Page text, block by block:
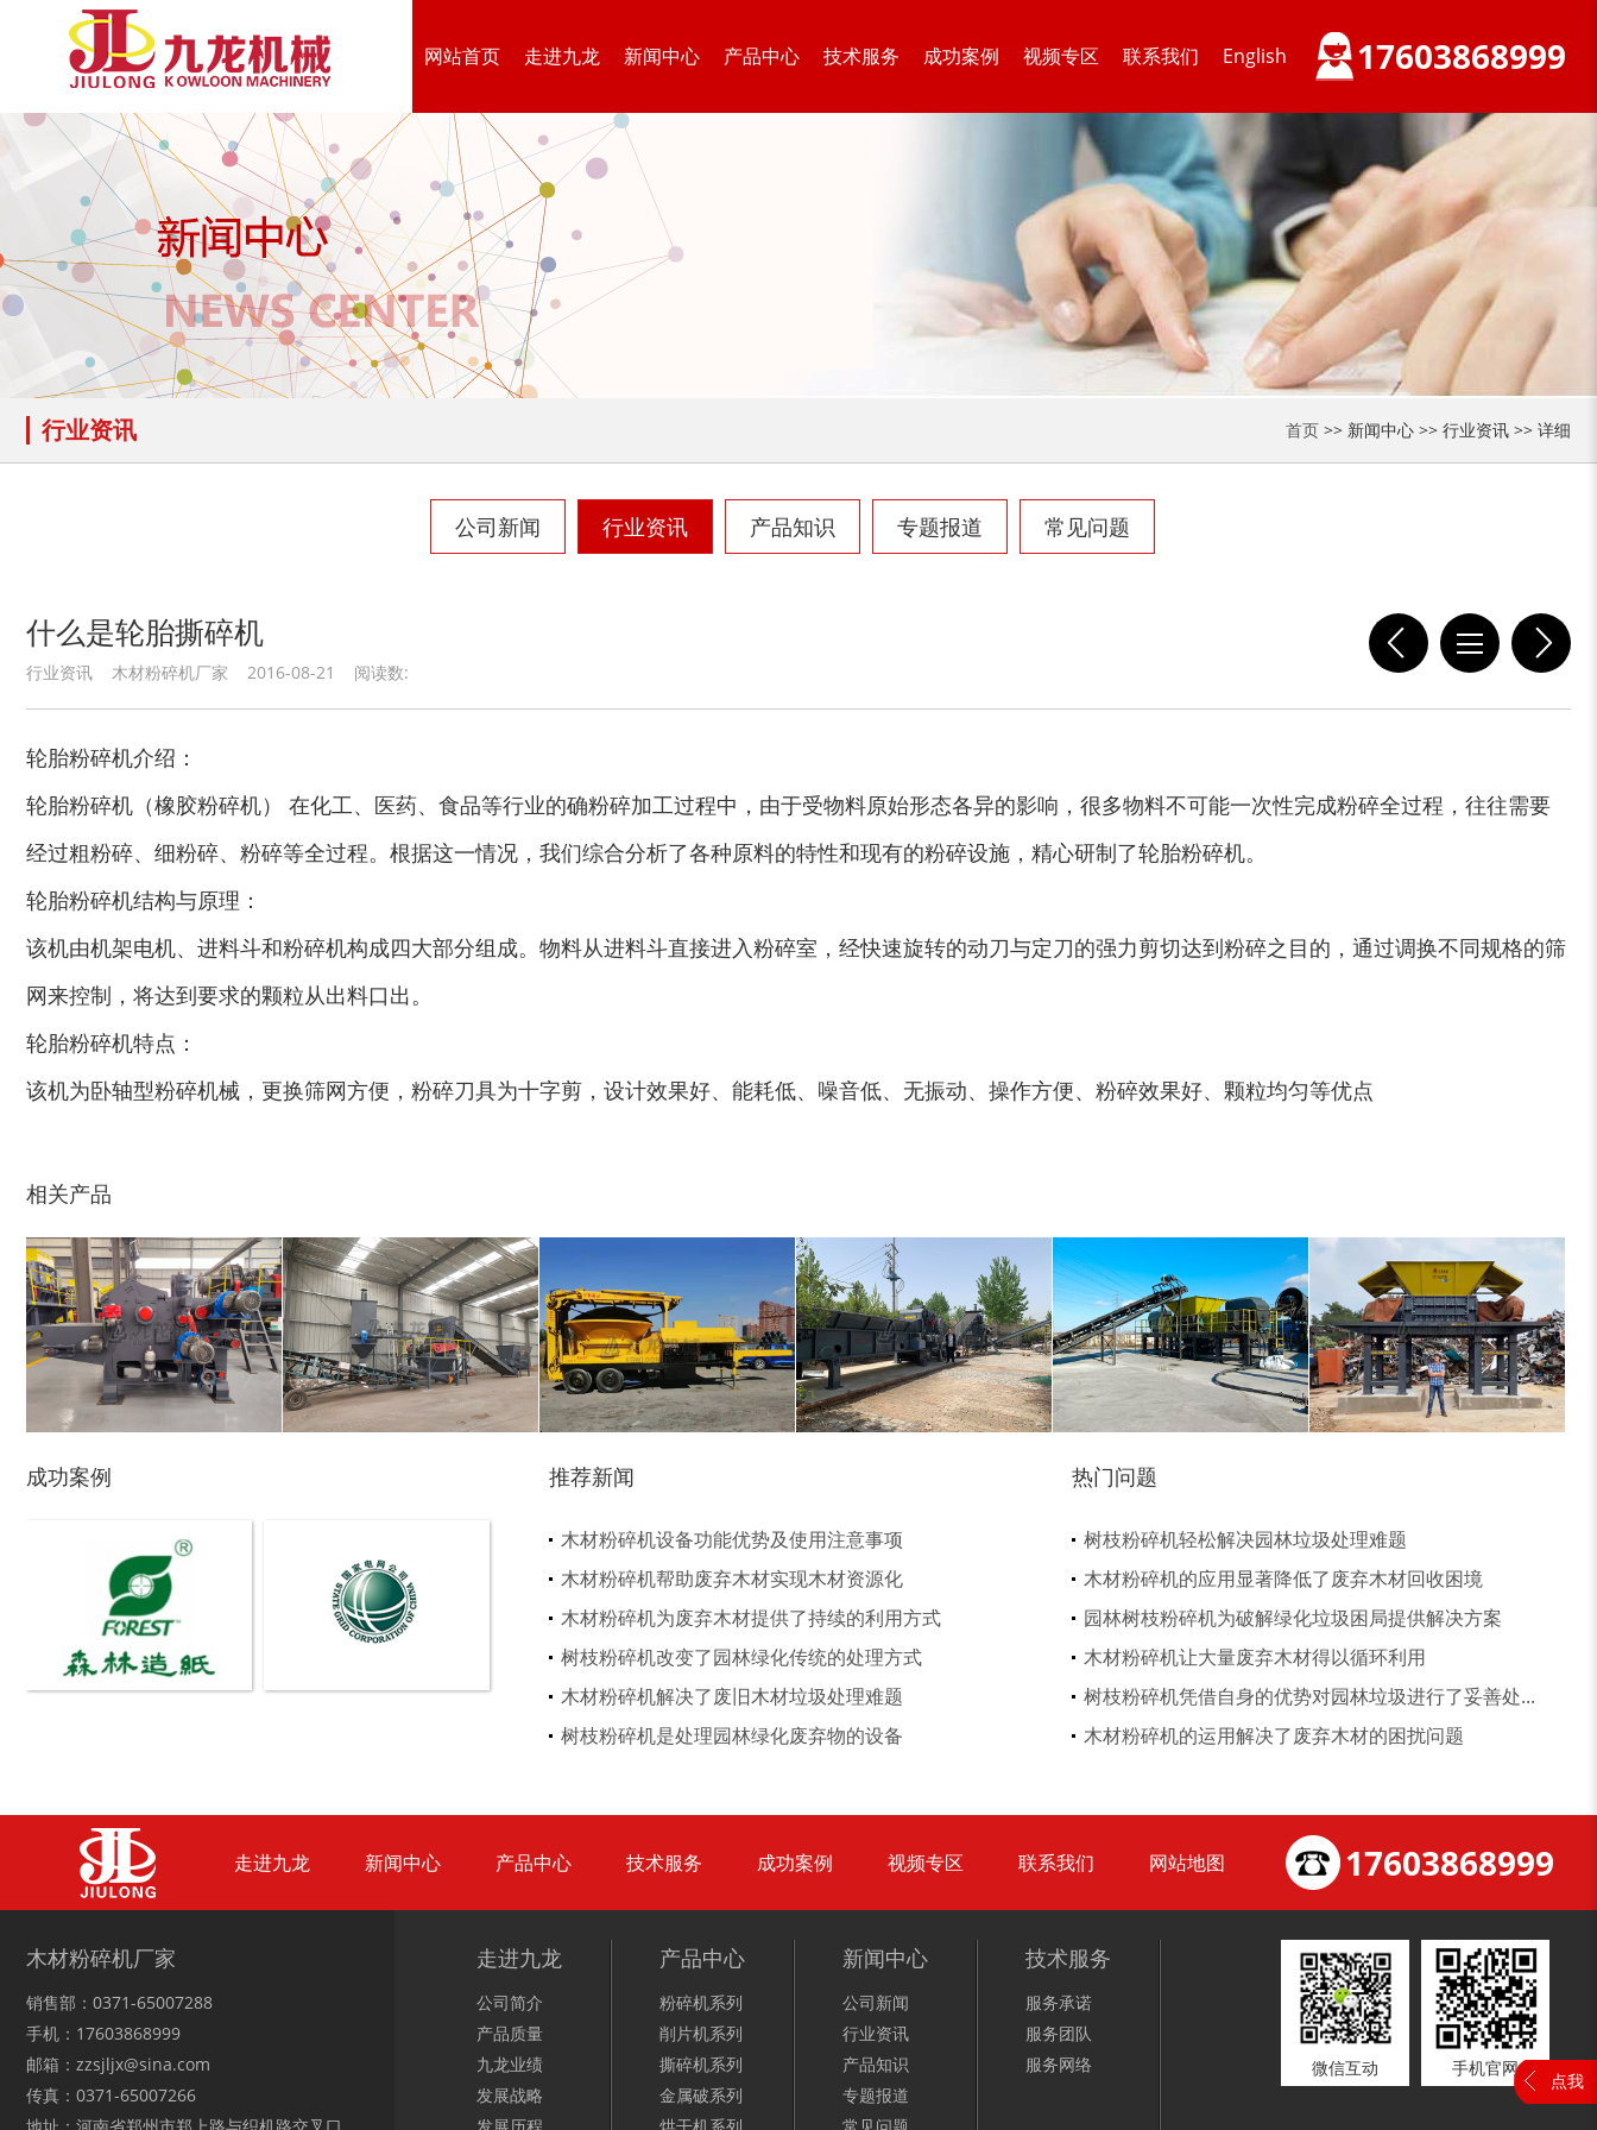
网站首页 走进九龙 新闻中心 产品中心 技术服务 成功案例 视频专区 联系我们 English 17603868999
行业资讯 首页 >> 新闻中心 >> 行业资讯 >> 详细
公司新闻 行业资讯 产品知识 专题报道 常见问题
什么是轮胎撕碎机
行业资讯 木材粉碎机厂家 2016-08-21 阅读数:
轮胎粉碎机介绍：
轮胎粉碎机（橡胶粉碎机） 在化工、医药、食品等行业的确粉碎加工过程中，由于受物料原始形态各异的影响，很多物料不可能一次性完成粉碎全过程，往往需要
经过粗粉碎、细粉碎、粉碎等全过程。根据这一情况，我们综合分析了各种原料的特性和现有的粉碎设施，精心研制了轮胎粉碎机。
轮胎粉碎机结构与原理：
该机由机架电机、进料斗和粉碎机构成四大部分组成。物料从进料斗直接进入粉碎室，经快速旋转的动刀与定刀的强力剪切达到粉碎之目的，通过调换不同规格的筛
网来控制，将达到要求的颗粒从出料口出。
轮胎粉碎机特点：
该机为卧轴型粉碎机械，更换筛网方便，粉碎刀具为十字剪，设计效果好、能耗低、噪音低、无振动、操作方便、粉碎效果好、颗粒均匀等优点
相关产品
生物质综合破碎机... 轮胎粉碎机 废钢破碎机 装修垃圾处理设备... 废家电破碎机
陈腐垃圾处理设备... 建筑垃圾处理设备... 小型撕碎机 稻草秸秆撕碎机
废旧汽车破碎机 摩托车破碎机 自行车破碎机 稻草揉丝机
秸秆青贮粉碎机
鼓式削片机 稻草粉碎机 气流烘干机 转筒烘干机 锯末烘干机 秸秆烘干机
盘式削片机 全自动削片机 生物质秸秆破碎机...
圆盘破碎机 综合破碎机 大型稻草捆撕碎机... 金属撕碎机
大型秸秆粉碎机 废旧轮胎胶粉设备... 锯末粉碎机 大件垃圾处理设备...
成功案例 推荐新闻
木材粉碎机设备功能优势及使用注意事项
木材粉碎机帮助废弃木材实现木材资源化
木材粉碎机为废弃木材提供了持续的利用方式
树枝粉碎机改变了园林绿化传统的处理方式
木材粉碎机解决了废旧木材垃圾处理难题
树枝粉碎机是处理园林绿化废弃物的设备
热门问题
树枝粉碎机轻松解决园林垃圾处理难题
木材粉碎机的应用显著降低了废弃木材回收困境
园林树枝粉碎机为破解绿化垃圾困局提供解决方案
木材粉碎机让大量废弃木材得以循环利用
树枝粉碎机凭借自身的优势对园林垃圾进行了妥善处...
木材粉碎机的运用解决了废弃木材的困扰问题
走进九龙 新闻中心 产品中心 技术服务 成功案例 视频专区 联系我们 网站地图 17603868999
木材粉碎机厂家
销售部：0371-65007288
手机：17603868999
邮箱：zzsjljx@sina.com
传真：0371-65007266
走进九龙
公司简介
产品质量
九龙业绩
发展战略
产品中心
粉碎机系列
削片机系列
撕碎机系列
金属破系列
新闻中心
公司新闻
行业资讯
产品知识
专题报道
技术服务
服务承诺
服务团队
服务网络
微信互动 手机官网
点我